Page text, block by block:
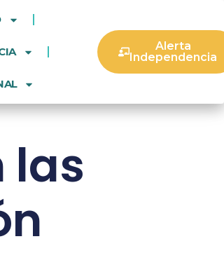
Alerta
Independencia
las